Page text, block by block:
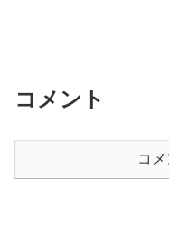
コメント
コ